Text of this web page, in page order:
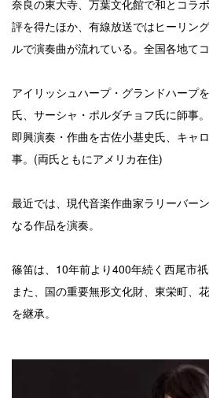
奈良の東大寺、万葉文化館で和とコラ
評を得たほか、有線放送ではヒーリン
ルで演奏曲が流れている。全国各地て
アイリッシュハープ・グランドハープ
氏、サーシャ・ポルダチョフ氏に師事。
即興演奏・作曲を古佐小基史氏、キャ
事。(両氏ともにアメリカ在住)
最近では、現代音楽作曲家ラリーバー
なる作品を演奏。
篠笛は、10年前より400年続く西尾市祇
また、国の重要無形文化財、東栄町、
を継承。